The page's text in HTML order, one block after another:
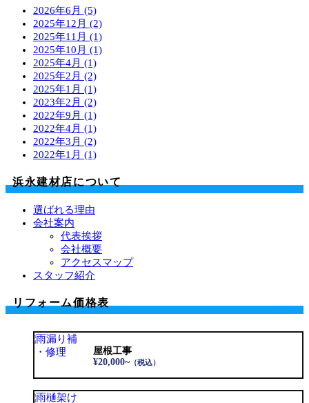
2026年6月 (5)
2025年12月 (2)
2025年11月 (1)
2025年10月 (1)
2025年4月 (1)
2025年2月 (2)
2025年1月 (1)
2023年2月 (2)
2022年9月 (1)
2022年4月 (1)
2022年3月 (2)
2022年1月 (1)
浜永建材店について
選ばれる理由
会社案内
代表挨拶
会社概要
アクセスマップ
スタッフ紹介
リフォーム価格表
屋根工事
¥20,000~（税込）